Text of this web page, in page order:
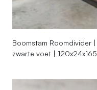
Boomstam Roomdivider
zwarte voet | 120x24x165